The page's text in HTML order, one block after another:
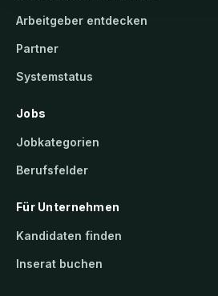
Arbeitgeber entdecken
Partner
Systemstatus
Jobs
Jobkategorien
Berufsfelder
Für Unternehmen
Kandidaten finden
Inserat buchen